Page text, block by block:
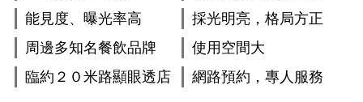
能見度、曝光率高
周邊多知名餐飲品牌
臨約２０米路顯眼透店
採光明亮，格局方正
使用空間大
網路預約，專人服務